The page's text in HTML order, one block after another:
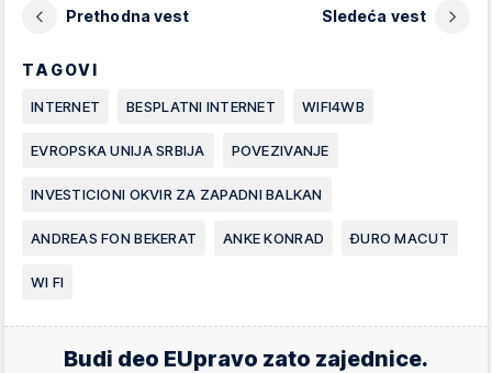
Prethodna vest Sledeća vest
TAGOVI
INTERNET BESPLATNI INTERNET WIFI4WB
EVROPSKA UNIJA SRBIJA POVEZIVANJE
INVESTICIONI OKVIR ZA ZAPADNI BALKAN
ANDREAS FON BEKERAT ANKE KONRAD ĐURO MACUT
WI FI
Budi deo EUpravo zato zajednice.